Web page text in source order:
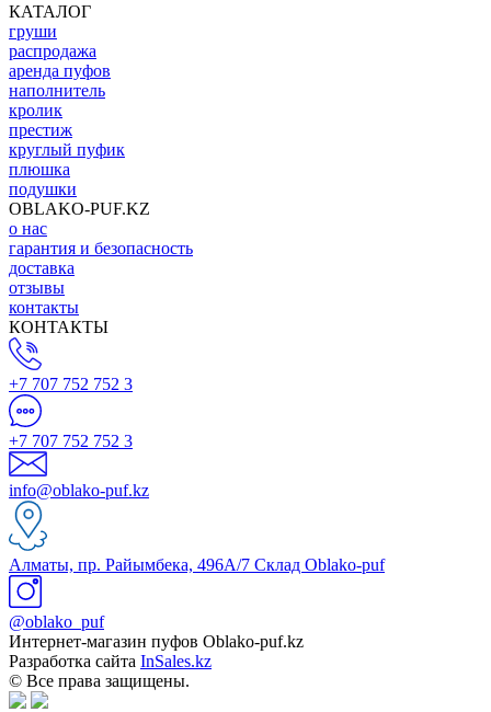
КАТАЛОГ
груши
распродажа
аренда пуфов
наполнитель
кролик
престиж
круглый пуфик
плюшка
подушки
OBLAKO-PUF.KZ
о нас
гарантия и безопасность
доставка
отзывы
контакты
КОНТАКТЫ
+7 707 752 752 3
+7 707 752 752 3
info@oblako-puf.kz
Алматы, пр. Райымбека, 496А/7 Склад Oblako-puf
@oblako_puf
Интернет-магазин пуфов Oblako-puf.kz
Разработка сайта InSales.kz
© Все права защищены.